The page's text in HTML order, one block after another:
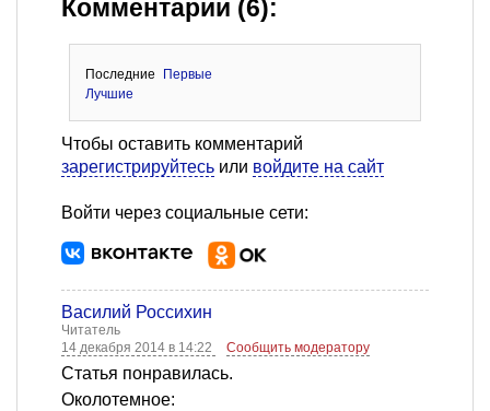
Комментарии (6):
Последние
Первые
Лучшие
Чтобы оставить комментарий
зарегистрируйтесь или войдите на сайт
Войти через социальные сети:
Василий Россихин
Читатель
14 декабря 2014 в 14:22
Сообщить модератору
Статья понравилась.
Околотемное: